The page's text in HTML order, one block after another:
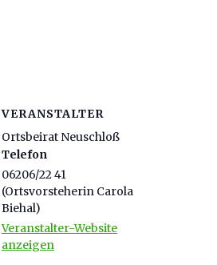
VERANSTALTER
Ortsbeirat Neuschloß
Telefon
06206/22 41
(Ortsvorsteherin Carola
Biehal)
Veranstalter-Website
anzeigen